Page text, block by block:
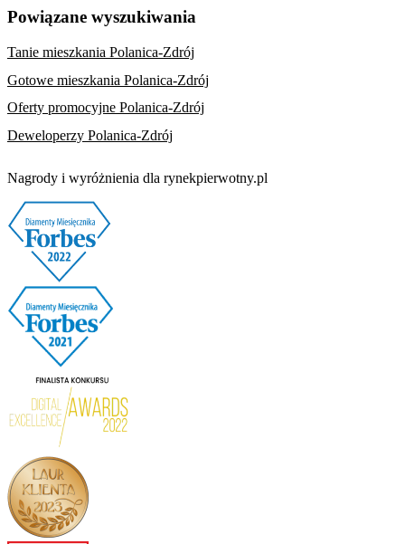
Powiązane wyszukiwania
Tanie mieszkania Polanica-Zdrój
Gotowe mieszkania Polanica-Zdrój
Oferty promocyjne Polanica-Zdrój
Deweloperzy Polanica-Zdrój
Nagrody i wyróżnienia dla rynekpierwotny.pl